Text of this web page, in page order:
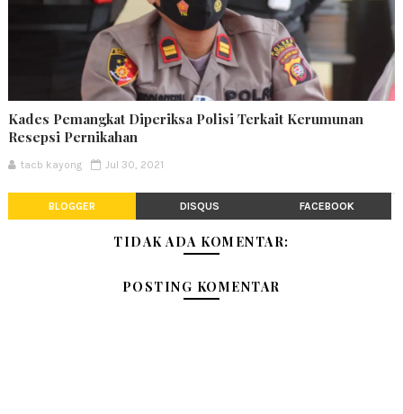
Kades Pemangkat Diperiksa Polisi Terkait Kerumunan
Resepsi Pernikahan
tacb kayong Jul 30, 2021
BLOGGER DISQUS FACEBOOK
TIDAK ADA KOMENTAR:
POSTING KOMENTAR